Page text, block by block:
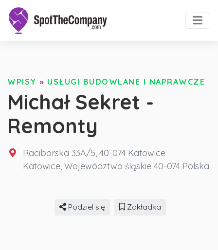
WPISY » USŁUGI BUDOWLANE I NAPRAWCZE
Michał Sekret -
Remonty
Raciborska 33A/5, 40-074 Katowice
Katowice, Województwo śląskie 40-074 Polska
Podziel się Zakładka